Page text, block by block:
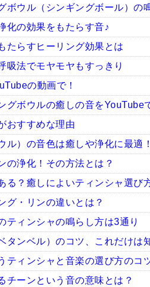
ボウル（シンギングボール）の
化の効果をもたらす音♪
たらすヒーリング効果とは
吸法でモヤモヤもすっきり
の動画で！
グボウルの癒しの音をYouTube
おすすめな理由
ル）の音色は癒しや浄化に最適！
の浄化！その方法とは？
る？癒しによいティンシャ選び
グ・リンの違いとは？
ティンシャの鳴らし方は3通り
タンベル）のコツ、これだけは
ティンシャと音楽の選び方のコ
チーンという音の意味とは？